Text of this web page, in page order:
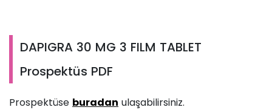
DAPIGRA 30 MG 3 FILM TABLET
Prospektüs PDF
Prospektüse buradan ulaşabilirsiniz.